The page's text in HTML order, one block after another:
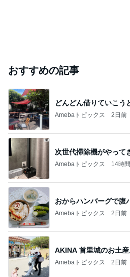
おすすめの記事
どんどん借りていこう
Amebaトピックス 2日前
次世代掃除機がやって
Amebaトピックス 14時
おからハンバーグで腹
Amebaトピックス 2日前
AKINA 首里城のお土
Amebaトピックス 2日前